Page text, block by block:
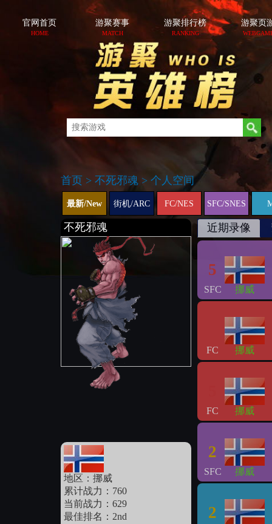
官网首页
HOME
游聚赛事
MATCH
游聚排行榜
RANKING
游聚页
首页 > 不死邪魂 > 个人空间
最新/New 街机/ARC FC/NES SFC/SNES
不死邪魂
地区：挪威
累计战力：760
当前战力：629
最佳排名：2nd
近期录像
5
SFC 挪威
FC 挪威
FC 挪威
2
SFC 挪威
2